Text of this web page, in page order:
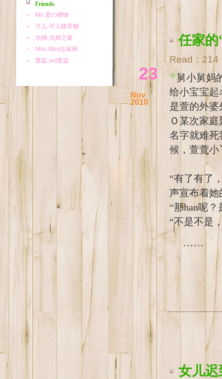
23
Nov
2010
任家的
Read： 214
小舅小舅妈的宝宝再过几个月就该降生了，即将升级当爹妈的二位，正在为
给小宝宝起
是萱的外
Ｏ某次家
名字就难死
候，萱萱小
“有了有了
声宣布着她
“那han呢
“不是不是
......
女儿
Friends